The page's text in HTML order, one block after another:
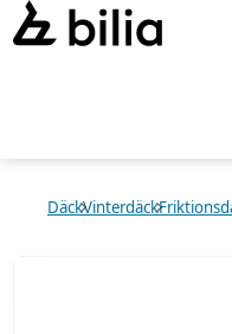
DäckVinterdäck